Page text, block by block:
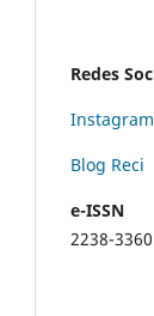
Redes
Instagram
Blog Reci
e-ISSN
2238-3360